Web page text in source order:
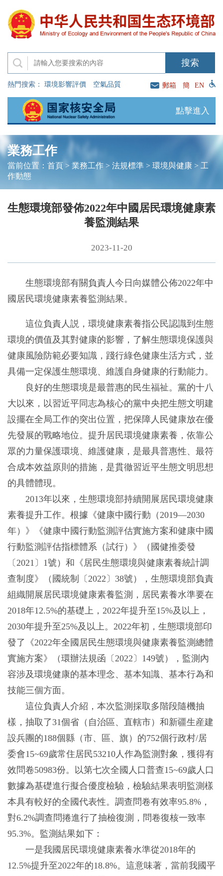
熱門搜索： 環境影響評價 空氣品質 郵箱 簡 EN
點擊進入
業務工作
當前位置： 首頁> 業務工作> 法規標準> 環境與健康> 工
作動態
生態環境部發佈2022年中國居民環境健康素
養監測結果
2023-11-20
生態環境部有關負責人今日向媒體公佈2022年中
國居民環境健康素養監測結果。
這位負責人説，環境健康素養指公民認識到生態
環境的價值及其對健康的影響，了解生態環境保護與
健康風險防範必要知識，踐行綠色健康生活方式，並
具備一定保護生態環境、維護自身健康的行動能力。
良好的生態環境是最普惠的民生福祉。黨的十八
大以來，以習近平同志為核心的黨中央把生態文明建
設擺在全局工作的突出位置，把保障人民健康放在優
先發展的戰略地位。提升居民環境健康素養，依靠公
眾的力量保護環境、維護健康，是最具普惠性、最符
合成本效益原則的措施，是貫徹習近平生態文明思想
的具體體現。
2013年以來，生態環境部持續開展居民環境健康
素養提升工作。根據《健康中國行動（2019—2030
年）》《健康中國行動監測評估實施方案和健康中國
行動監測評估指標體系（試行）》（國健推委發
〔2021〕1號）和《居民生態環境與健康素養統計調
查制度》（國統制〔2022〕38號），生態環境部負責
組織開展居民環境健康素養監測，居民素養水準要在
2018年12.5%的基礎上，2022年提升至15%及以上，
2030年提升至25%及以上。2022年初，生態環境部印
發了《2022年全國居民生態環境與健康素養監測總體
實施方案》（環辦法規函〔2022〕149號），監測內
容涉及環境健康的基本理念、基本知識、基本行為和
技能三個方面。
這位負責人介紹，本次監測採取多階段隨機抽
樣，抽取了31個省（自治區、直轄市）和新疆生産建
設兵團的188個縣（市、區、旗）的752個行政村/居
委會15~69歲常住居民53210人作為監測對象，獲得有
效問卷50983份。以第七次全國人口普查15~69歲人口
數據為基礎進行擬合優度檢驗，檢驗結果表明監測樣
本具有較好的全國代表性。調查問卷有效率95.8%，
對6.2%調查問捲進行了抽檢復測，問卷復核一致率
95.3%。監測結果如下：
一是我國居民環境健康素養水準從2018年的
12.5%提升至2022年的18.8%。這意味著，當前我國平